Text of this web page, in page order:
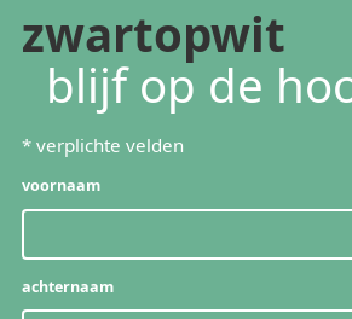
zwartopwit
blijf op de
* verplichte velden
voornaam
achternaam